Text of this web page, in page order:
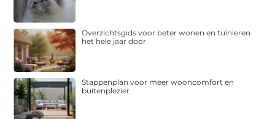
Overzichtsgids voor beter wonen en tuinieren
het hele jaar door
Stappenplan voor meer wooncomfort en
buitenplezier